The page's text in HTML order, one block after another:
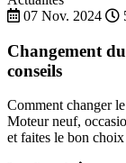
07 Nov. 2024
Changement
conseils
Comment changer
Moteur neuf,
et faites le bon